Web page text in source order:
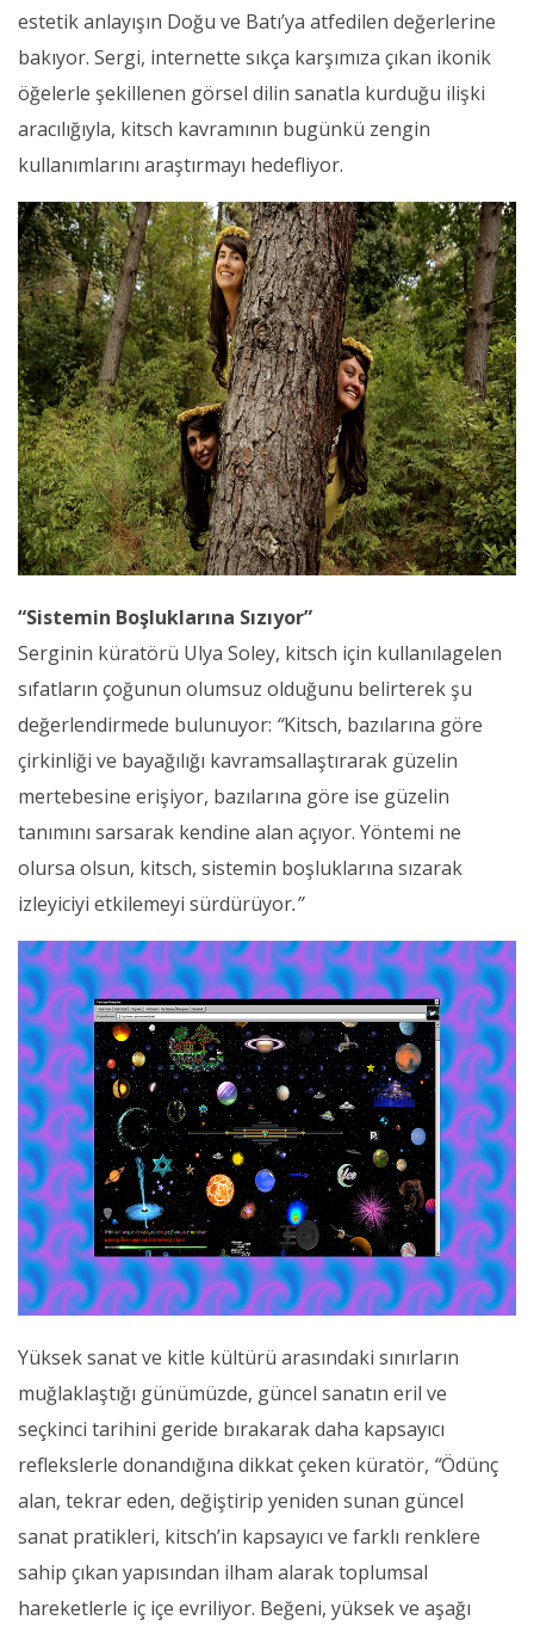
estetik anlayışın Doğu ve Batı’ya atfedilen değerlerine
bakıyor. Sergi, internette sıkça karşımıza çıkan ikonik
öğelerle şekillenen görsel dilin sanatla kurduğu ilişki
aracılığıyla, kitsch kavramının bugünkü zengin
kullanımlarını araştırmayı hedefliyor.
“Sistemin Boşluklarına Sızıyor”
Serginin küratörü Ulya Soley, kitsch için kullanılagelen
sıfatların çoğunun olumsuz olduğunu belirterek şu
değerlendirmede bulunuyor: “Kitsch, bazılarına göre
çirkinliği ve bayağılığı kavramsallaştırarak güzelin
mertebesine erişiyor, bazılarına göre ise güzelin
tanımını sarsarak kendine alan açıyor. Yöntemi ne
olursa olsun, kitsch, sistemin boşluklarına sızarak
izleyiciyi etkilemeyi sürdürüyor.”
Yüksek sanat ve kitle kültürü arasındaki sınırların
muğlaklaştığı günümüzde, güncel sanatın eril ve
seçkinci tarihini geride bırakarak daha kapsayıcı
reflekslerle donandığına dikkat çeken küratör, “Ödünç
alan, tekrar eden, değiştirip yeniden sunan güncel
sanat pratikleri, kitsch’in kapsayıcı ve farklı renklere
sahip çıkan yapısından ilham alarak toplumsal
hareketlerle iç içe evriliyor. Beğeni, yüksek ve aşağı